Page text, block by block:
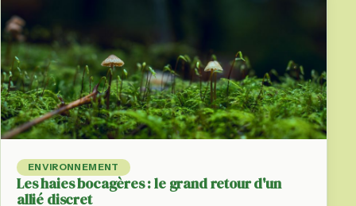
ENVIRONNEMENT
Les haies bocagères : le grand retour d'un
allié discret